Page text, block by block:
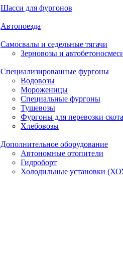
Шасси для фургонов
Автопоезда
Самосвалы и седельные тягачи
Зерновозы и
Специализированные фургоны
Водовозы
Мороженицы
Специальные фургоны
Тушевозы
Фургоны для перевозки
Хлебовозы
Дополнительное оборудование
Автономные отопители
Гидроборт
Холодильные установки